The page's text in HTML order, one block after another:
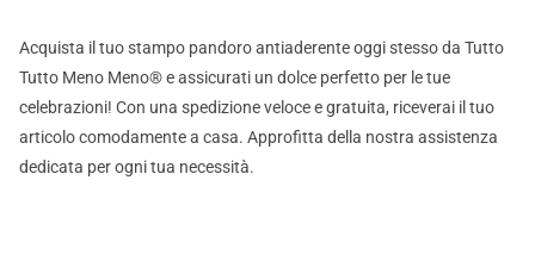
Acquista il tuo stampo pandoro antiaderente oggi stesso da Tutto
Tutto Meno Meno® e assicurati un dolce perfetto per le tue
celebrazioni! Con una spedizione veloce e gratuita, riceverai il tuo
articolo comodamente a casa. Approfitta della nostra assistenza
dedicata per ogni tua necessità.